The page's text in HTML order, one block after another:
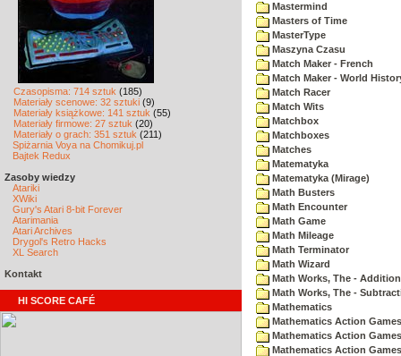
Czasopisma: 714 sztuk (185)
Materiały scenowe: 32 sztuki (9)
Materiały książkowe: 141 sztuk (55)
Materiały firmowe: 27 sztuk (20)
Materiały o grach: 351 sztuk (211)
Spiżarnia Voya na Chomikuj.pl
Bajtek Redux
Zasoby wiedzy
Atariki
XWiki
Gury's Atari 8-bit Forever
Atarimania
Atari Archives
Drygol's Retro Hacks
XL Search
Kontakt
HI SCORE CAFÉ
Mastermind
Masters of Time
MasterType
Maszyna Czasu
Match Maker - French
Match Maker - World
Match Racer
Match Wits
Matchbox
Matchboxes
Matches
Matematyka
Matematyka (Mirage)
Math Busters
Math Encounter
Math Game
Math Mileage
Math Terminator
Math Wizard
Math Works, The - Addition
Math Works, The -
Mathematics
Mathematics Action
Mathematics Action
Mathematics Action